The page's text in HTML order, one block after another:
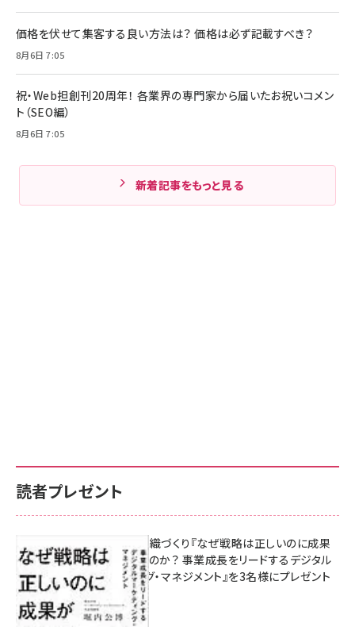
価格を伏せて集客する良い方法は？ 価格は必ず記載すべき？
8月6日 7:05
祝・Web担創刊20周年！ 各業界の専門家から届いたお祝いコメン
ト（SEO編）
8月6日 7:05
新着記事をもっと見る
読者プレゼント
成果を生む組織づくり『なぜ戦略は正しいのに成果
があがらないのか？ 事業成長をリードするデジタル
マーケティング・マネジメント』を3名様にプレゼント
8月7日 10:00